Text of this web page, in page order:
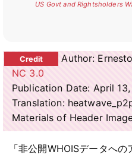
US Govt and Rightsholders
Author:
NC 3.0
Publication Date: April 13,
Translation:
Materials of Header
「非公開WHOISデータへ